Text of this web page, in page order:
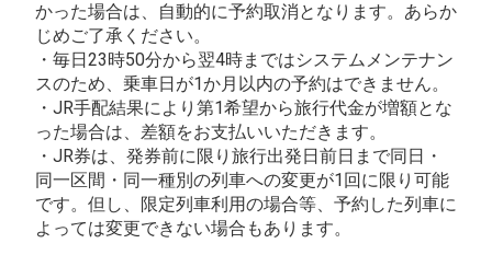
かった場合は、自動的に予約取消となります。あらか
じめご了承ください。
・毎日23時50分から翌4時まではシステムメンテナン
スのため、乗車日が1か月以内の予約はできません。
・JR手配結果により第1希望から旅行代金が増額とな
った場合は、差額をお支払いいただきます。
・JR券は、発券前に限り旅行出発日前日まで同日・
同一区間・同一種別の列車への変更が1回に限り可能
です。但し、限定列車利用の場合等、予約した列車に
よっては変更できない場合もあります。